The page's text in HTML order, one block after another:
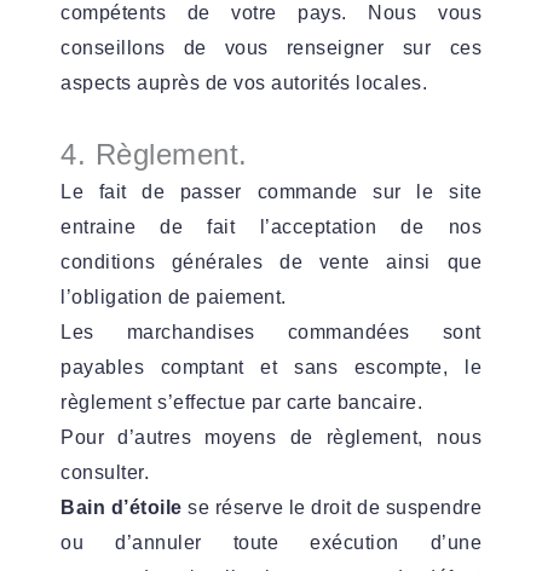
compétents de votre pays. Nous vous
conseillons de vous renseigner sur ces
aspects auprès de vos autorités locales.
4. Règlement.
Le fait de passer commande sur le site
entraine de fait l’acceptation de nos
conditions générales de vente ainsi que
l’obligation de paiement.
Les marchandises commandées sont
payables comptant et sans escompte, le
règlement s’effectue par carte bancaire.
Pour d’autres moyens de règlement, nous
consulter.
Bain d’étoile se réserve le droit de suspendre
ou d’annuler toute exécution d’une